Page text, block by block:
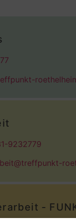
9232779
-